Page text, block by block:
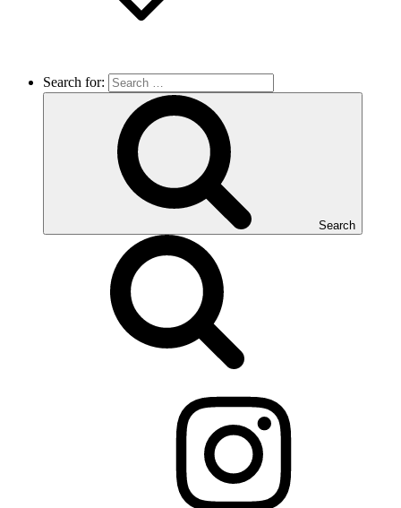
Search for:
Search